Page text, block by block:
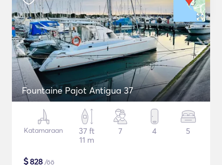
Fountaine Pajot Antigua 37
Katamaraan
37 ft
11 m
7 4 5
$828 /öö